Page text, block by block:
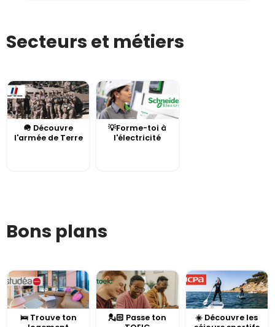
Secteurs et métiers
🪖 Découvre
l'armée de Terre
💡Forme-toi à
l'électricité
Bons plans
🛌 Trouve ton
💂🏻 Passe ton
☀️ Découvre les